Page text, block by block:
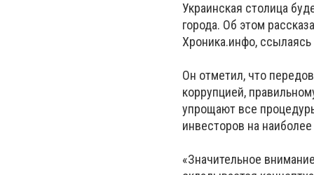
Украинская столица
города. Об этом
Хроника.инфо,
Он отметил, что
коррупцией,
упрощают все
инвесторов на
«Значительное